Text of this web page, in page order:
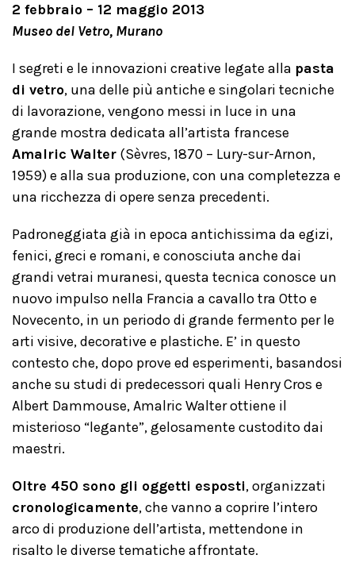
2 febbraio – 12 maggio 2013
Museo del Vetro, Murano
I segreti e le innovazioni creative legate alla pasta
di vetro, una delle più antiche e singolari tecniche
di lavorazione, vengono messi in luce in una
grande mostra dedicata all’artista francese
Amalric Walter (Sèvres, 1870 – Lury-sur-Arnon,
1959) e alla sua produzione, con una completezza e
una ricchezza di opere senza precedenti.
Padroneggiata già in epoca antichissima da egizi,
fenici, greci e romani, e conosciuta anche dai
grandi vetrai muranesi, questa tecnica conosce un
nuovo impulso nella Francia a cavallo tra Otto e
Novecento, in un periodo di grande fermento per le
arti visive, decorative e plastiche. E’ in questo
contesto che, dopo prove ed esperimenti, basandosi
anche su studi di predecessori quali Henry Cros e
Albert Dammouse, Amalric Walter ottiene il
misterioso “legante”, gelosamente custodito dai
maestri.
Oltre 450 sono gli oggetti esposti, organizzati
cronologicamente, che vanno a coprire l’intero
arco di produzione dell’artista, mettendone in
risalto le diverse tematiche affrontate.